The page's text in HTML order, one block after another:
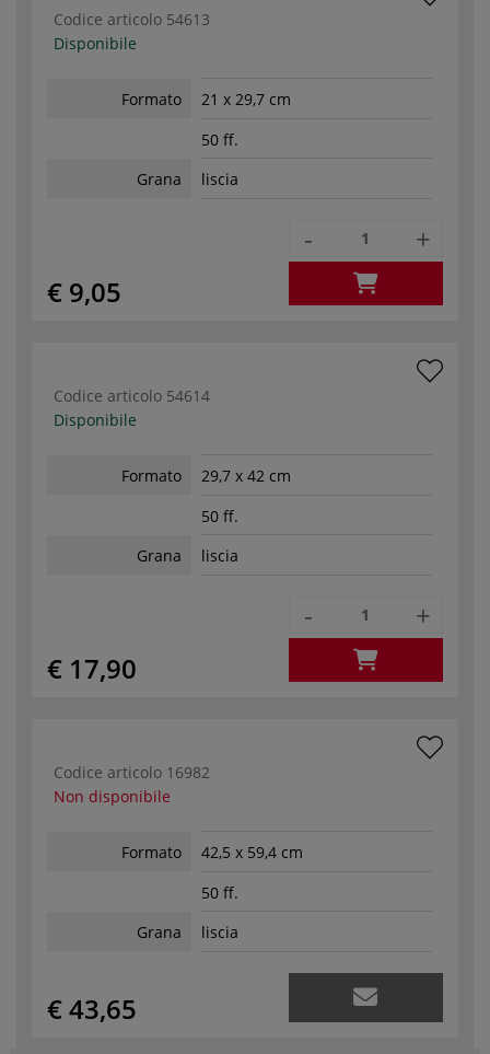
Codice articolo 54613
Disponibile
Formato
21 x 29,7 cm
50 ff.
Grana
liscia
€ 9,05
- +
Codice articolo 54614
Disponibile
Formato
29,7 x 42 cm
50 ff.
Grana
liscia
€ 17,90
- +
Codice articolo 16982
Non disponibile
Formato
42,5 x 59,4 cm
50 ff.
Grana
liscia
€ 43,65